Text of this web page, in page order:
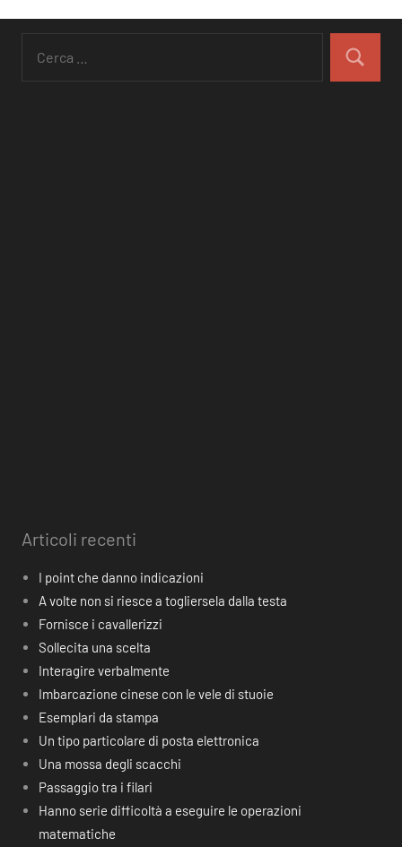
Articoli recenti
I point che danno indicazioni
A volte non si riesce a togliersela dalla testa
Fornisce i cavallerizzi
Sollecita una scelta
Interagire verbalmente
Imbarcazione cinese con le vele di stuoie
Esemplari da stampa
Un tipo particolare di posta elettronica
Una mossa degli scacchi
Passaggio tra i filari
Hanno serie difficoltà a eseguire le operazioni
matematiche